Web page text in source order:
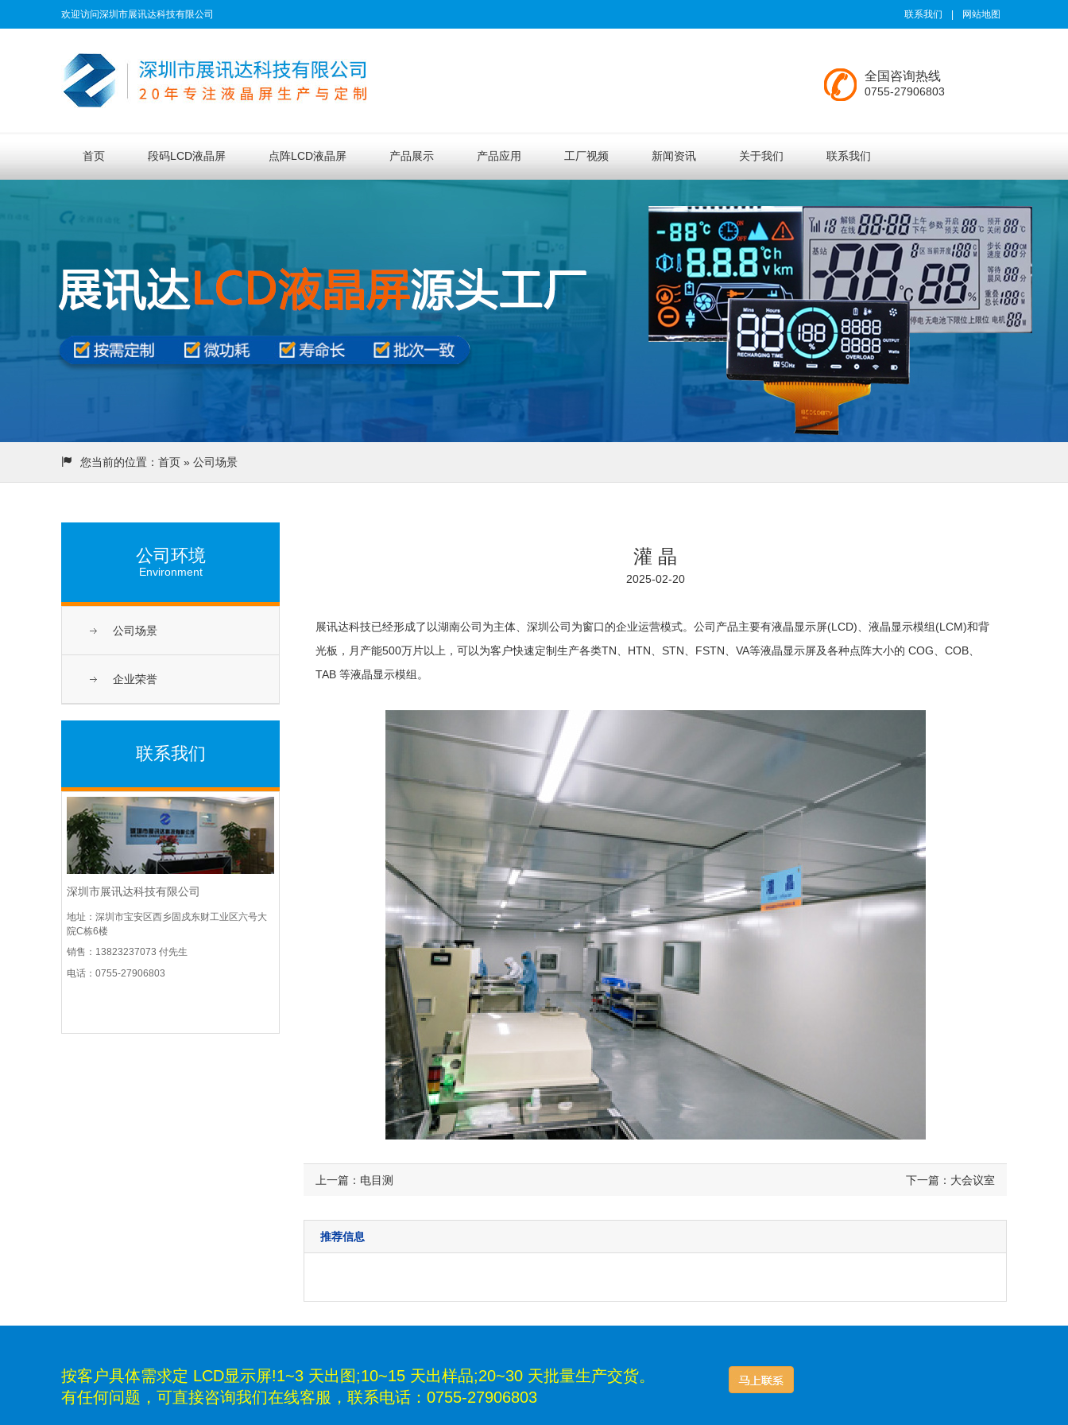
欢迎访问深圳市展讯达科技有限公司 联系我们 网站地图
全国咨询热线
0755-27906803
首页 段码LCD液晶屏 点阵LCD液晶屏 产品展示 产品应用 工厂视频 新闻资讯 关于我们 联系我们
您当前的位置： 首页 » 公司场景
公司环境
Environment
公司场景
企业荣誉
联系我们
深圳市展讯达科技有限公司
地址：深圳市宝安区西乡固戍东财工业区六号大
院C栋6楼
销售：13823237073 付先生
电话：0755-27906803
灌 晶
2025-02-20
展讯达科技已经形成了以湖南公司为主体、深圳公司为窗口的企业运营模式。公司产品主要有液晶显示屏(LCD)、液晶显示模组(LCM)和背
光板，月产能500万片以上，可以为客户快速定制生产各类TN、HTN、STN、FSTN、VA等液晶显示屏及各种点阵大小的 COG、COB、
TAB 等液晶显示模组。
上一篇：电目测 下一篇：大会议室
推荐信息
按客户具体需求定 LCD显示屏!1~3 天出图;10~15 天出样品;20~30 天批量生产交货。
有任何问题，可直接咨询我们在线客服，联系电话：0755-27906803